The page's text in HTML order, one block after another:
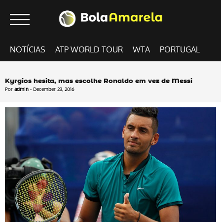
NOTÍCIAS ATP WORLD TOUR WTA PORTUGAL
Kyrgios hesita, mas escolhe Ronaldo em vez de Messi
Por admin - December 23, 2016